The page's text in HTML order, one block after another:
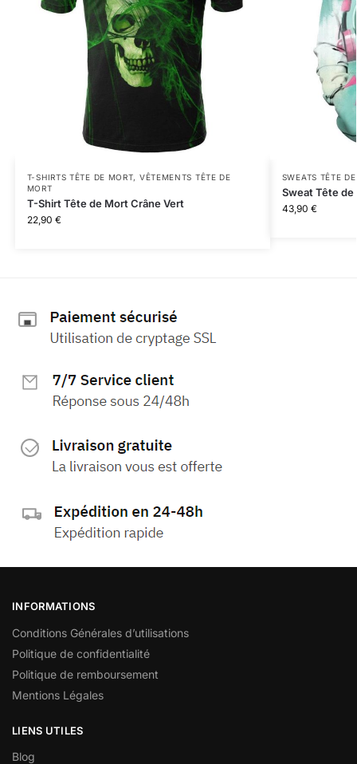
T-SHIRTS TÊTE DE MORT, VÊTEMENTS TÊTE DE
MORT
T-Shirt Tête de Mort Crâne Vert
22,90 €
SWEATS TÊTE
Sweat Tête
43,90 €
INFORMATIONS
Conditions Générales d’utilisations
Politique de confidentialité
Politique de remboursement
Mentions Légales
LIENS UTILES
Blog